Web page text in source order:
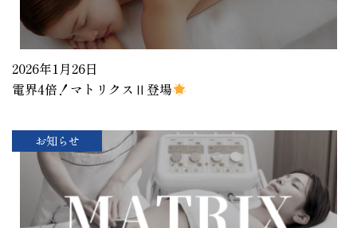
2026年1月26日
電界4倍！マトリクスⅡ登場
お知らせ